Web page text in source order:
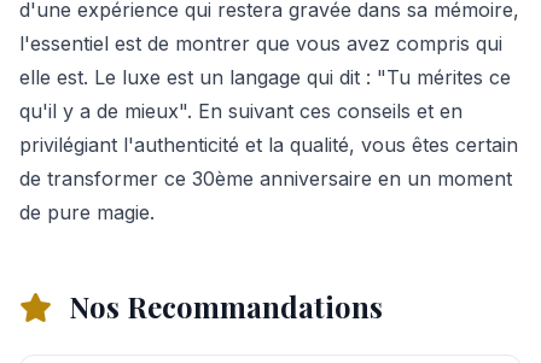
d'une expérience qui restera gravée dans sa mémoire,
l'essentiel est de montrer que vous avez compris qui
elle est. Le luxe est un langage qui dit : "Tu mérites ce
qu'il y a de mieux". En suivant ces conseils et en
privilégiant l'authenticité et la qualité, vous êtes certain
de transformer ce 30ème anniversaire en un moment
de pure magie.
Nos Recommandations